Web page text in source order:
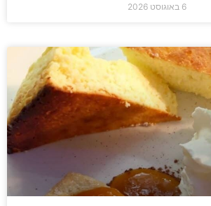
6 באוגוסט 2026